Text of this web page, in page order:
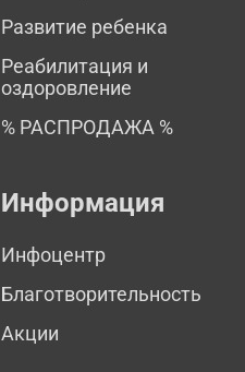
Развитие ребенка
Реабилитация и
оздоровление
% РАСПРОДАЖА %
Информация
Инфоцентр
Благотворительность
Акции